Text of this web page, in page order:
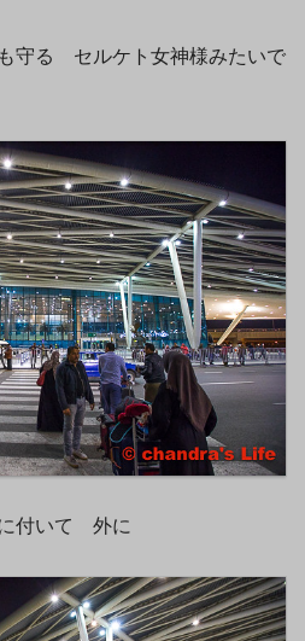
守る セルケト女神様みたいで
付いて 外に